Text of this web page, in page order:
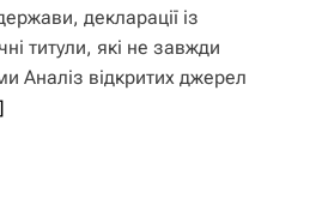
декларації із
титули, які не завжди
Аналіз відкритих джерел